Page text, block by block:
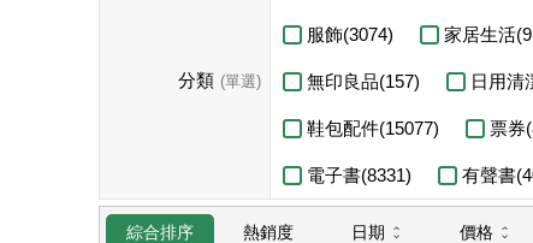
分類 (單選)
服飾(3074) 家居生活
無印良品(157) 日用清
鞋包配件(15077) 票券
電子書(8331) 有聲書
綜合排序 熱銷度 日期 價格